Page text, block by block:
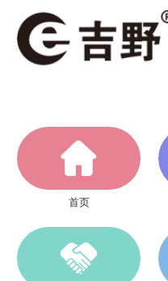
首页